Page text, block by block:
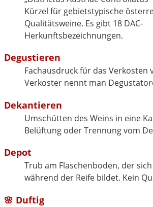
Kürzel für gebietstypische
Qualitätsweine. Es gibt 18 DAC-
Herkunftsbezeichnungen.
Degustieren
Fachausdruck für das Verkosten
Verkoster nennt man
Dekantieren
Umschütten des Weins in eine
Belüftung oder Trennung vom
Depot
Trub am Flaschenboden, der
während der Reife bildet. Kein
🌸 Duftig